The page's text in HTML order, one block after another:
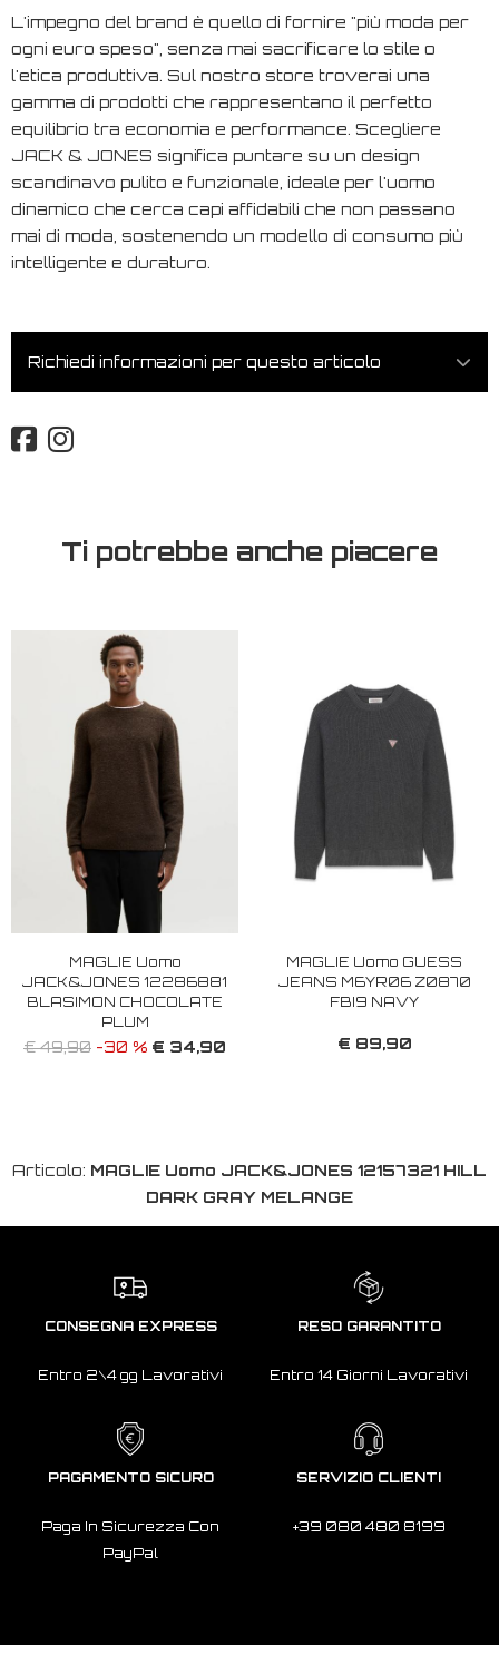
L'impegno del brand è quello di fornire "più moda per
ogni euro speso", senza mai sacrificare lo stile o
l'etica produttiva. Sul nostro store troverai una
gamma di prodotti che rappresentano il perfetto
equilibrio tra economia e performance. Scegliere
JACK & JONES significa puntare su un design
scandinavo pulito e funzionale, ideale per l'uomo
dinamico che cerca capi affidabili che non passano
mai di moda, sostenendo un modello di consumo più
intelligente e duraturo.
Richiedi informazioni per questo articolo
Ti potrebbe anche piacere
MAGLIE Uomo
JACK&JONES 12286881
BLASIMON CHOCOLATE
PLUM
€ 49,90 -30 % € 34,90
MAGLIE Uomo GUESS
JEANS M6YR06 Z0870
FBI9 NAVY
€ 89,90
Articolo: MAGLIE Uomo JACK&JONES 12157321 HILL
DARK GRAY MELANGE
CONSEGNA EXPRESS
Entro 2\4 gg Lavorativi
RESO GARANTITO
Entro 14 Giorni Lavorativi
PAGAMENTO SICURO
Paga In Sicurezza Con
PayPal
SERVIZIO CLIENTI
+39 080 480 8199